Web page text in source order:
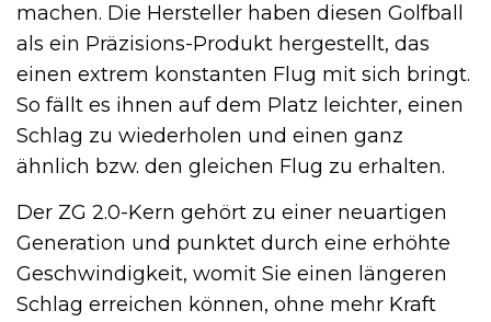
machen. Die Hersteller haben diesen Golfball
als ein Präzisions-Produkt hergestellt, das
einen extrem konstanten Flug mit sich bringt.
So fällt es ihnen auf dem Platz leichter, einen
Schlag zu wiederholen und einen ganz
ähnlich bzw. den gleichen Flug zu erhalten.
Der ZG 2.0-Kern gehört zu einer neuartigen
Generation und punktet durch eine erhöhte
Geschwindigkeit, womit Sie einen längeren
Schlag erreichen können, ohne mehr Kraft